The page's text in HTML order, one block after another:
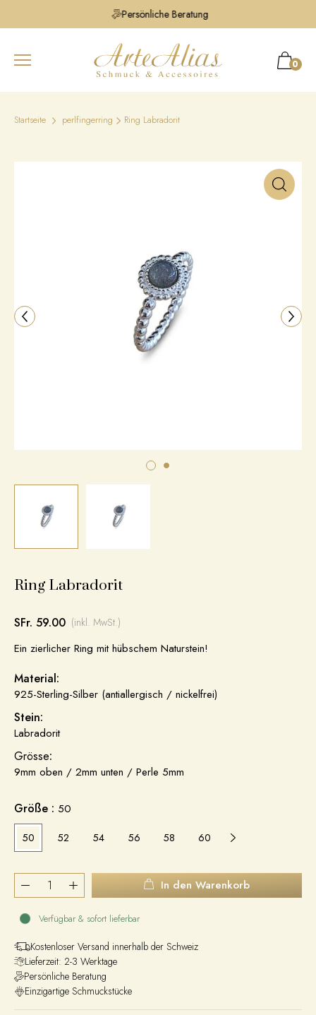
Persönliche Beratung
0
Startseite perlfingerring Ring Labradorit
Ring Labradorit
SFr. 59.00 (inkl. MwSt.)
Ein zierlicher Ring mit hübschem Naturstein!
Material:
925-Sterling-Silber (antiallergisch / nickelfrei)
Stein:
Labradorit
Grösse:
9mm oben / 2mm unten / Perle 5mm
Größe : 50
50 52 54 56 58 60
In den Warenkorb
Verfügbar & sofort lieferbar
Kostenloser Versand innerhalb der Schweiz
Lieferzeit: 2-3 Werktage
Persönliche Beratung
Einzigartige Schmuckstücke